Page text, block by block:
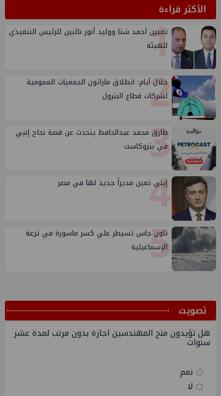
الأكثر قراءة1
تعيين أحمد شتا ووليد أنور نائبين للرئيس التنفيذي
للهيئة
2
خلال أيام: انطلاق ماراثون الجمعيات العمومية
لشركات قطاع البترول
3
طارق محمد عبدالحافظ يتحدث عن قصة نجاح إنبي
في بتروكاست
4
إيني تعين مديراً جديد لها في مصر
5
تاون جاس تسيطر علي كسر ماسورة في ترعة
الإسماعيلية
ﺗﺼﻮﻳﺖ
هل تؤيدون منح المهندسين اجازة بدون مرتب لمدة عشر
سنوات
نعم
لا